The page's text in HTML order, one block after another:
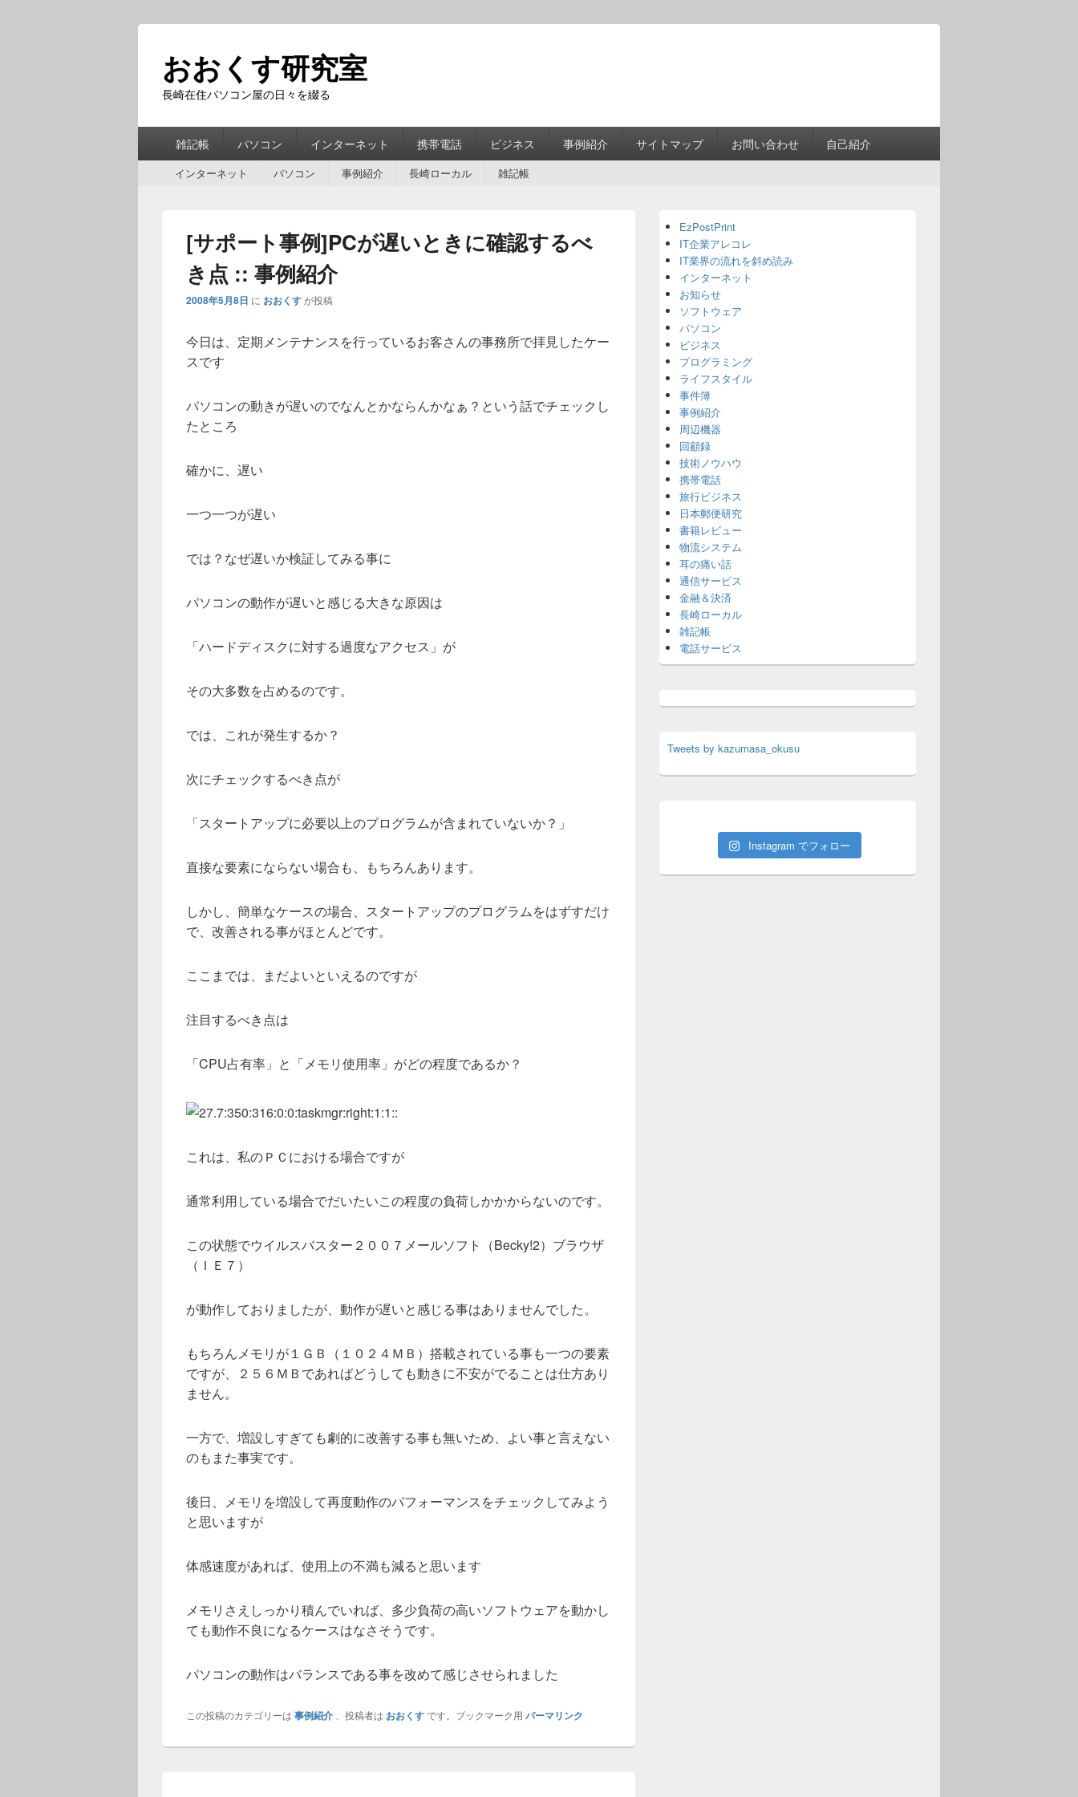
おおくす研究室
長崎在住パソコン屋の日々を綴る
雑記帳 パソコン インターネット 携帯電話 ビジネス 事例紹介 サイトマップ お問い合わせ 自己紹介
インターネット パソコン 事例紹介 長崎ローカル 雑記帳
[サポート事例]PCが遅いときに確認するべ
き点 :: 事例紹介
2008年5月8日 に おおくすが投稿
今日は、定期メンテナンスを行っているお客さんの事務所で拝見したケー
スです
パソコンの動きが遅いのでなんとかならんかなぁ？という話でチェックし
たところ
確かに、遅い
一つ一つが遅い
では？なぜ遅いか検証してみる事に
パソコンの動作が遅いと感じる大きな原因は
「ハードディスクに対する過度なアクセス」が
その大多数を占めるのです。
では、これが発生するか？
次にチェックするべき点が
「スタートアップに必要以上のプログラムが含まれていないか？」
直接な要素にならない場合も、もちろんあります。
しかし、簡単なケースの場合、スタートアップのプログラムをはずすだけ
で、改善される事がほとんどです。
ここまでは、まだよいといえるのですが
注目するべき点は
「CPU占有率」と「メモリ使用率」がどの程度であるか？
これは、私のＰＣにおける場合ですが
通常利用している場合でだいたいこの程度の負荷しかかからないのです。
この状態でウイルスバスター２００７メールソフト（Becky!2）ブラウザ
（ＩＥ７）
が動作しておりましたが、動作が遅いと感じる事はありませんでした。
もちろんメモリが１ＧＢ（１０２４ＭＢ）搭載されている事も一つの要素
ですが、２５６ＭＢであればどうしても動きに不安がでることは仕方あり
ません。
一方で、増設しすぎても劇的に改善する事も無いため、よい事と言えない
のもまた事実です。
後日、メモリを増設して再度動作のパフォーマンスをチェックしてみよう
と思いますが
体感速度があれば、使用上の不満も減ると思います
メモリさえしっかり積んでいれば、多少負荷の高いソフトウェアを動かし
ても動作不良になるケースはなさそうです。
パソコンの動作はバランスである事を改めて感じさせられました
この投稿のカテゴリーは 事例紹介 、投稿者は おおくすです。ブックマーク用 パーマリンク
Sidebar
Widget
Area
EzPostPrint
IT企業アレコレ
IT業界の流れを斜め読み
インターネット
お知らせ
ソフトウェア
パソコン
ビジネス
プログラミング
ライフスタイル
事件簿
事例紹介
周辺機器
回顧録
技術ノウハウ
携帯電話
旅行ビジネス
日本郵便研究
書籍レビュー
物流システム
耳の痛い話
通信サービス
金融＆決済
長崎ローカル
雑記帳
電話サービス
Tweets by kazumasa_okusu
Instagram でフォロー